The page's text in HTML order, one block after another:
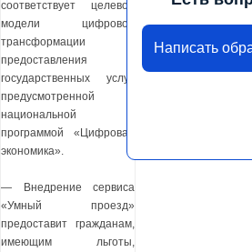
соответствует целевой
модели цифровой
трансформации
предоставления
государственных услуг,
предусмотренной
национальной
программой «Цифровая
экономика».
— Внедрение сервиса
«Умный проезд»
предоставит гражданам,
имеющим льготы,
Написать